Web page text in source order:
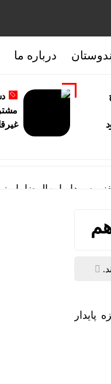
درباره ما
سردار ابن‌الرضا با